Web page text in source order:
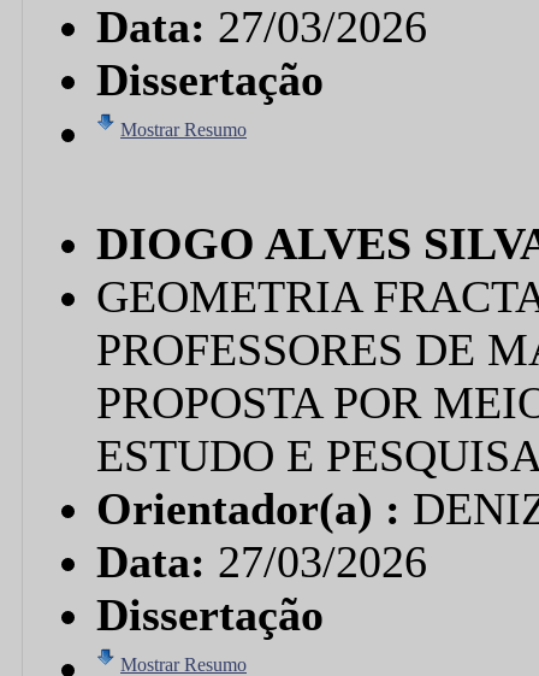
Data: 27/03/2026
Dissertação
Mostrar Resumo
DIOGO ALVES
GEOMETRIA
PROFESSORES DE
PROPOSTA POR
ESTUDO E
Orientador(a) :
Data: 27/03/2026
Dissertação
Mostrar Resumo